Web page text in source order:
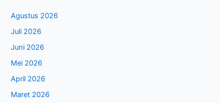
Agustus 2026
Juli 2026
Juni 2026
Mei 2026
April 2026
Maret 2026